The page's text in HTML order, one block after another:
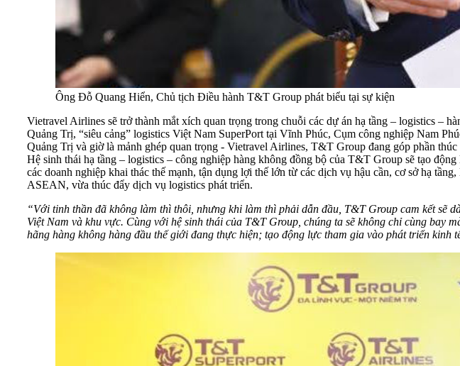
Ông Đỗ Quang Hiển, Chủ tịch Điều hành T&T Group phát biểu tại sự kiện
Vietravel Airlines sẽ trở thành mắt xích quan trọng trong chuỗi các dự án hạ tầng – logistics –
Quảng Trị, “siêu cảng” logistics Việt Nam SuperPort tại Vĩnh Phúc, Cụm công nghiệp Nam
Quảng Trị và giờ là mảnh ghép quan trọng - Vietravel Airlines, T&T Group đang góp phần
Hệ sinh thái hạ tầng – logistics – công nghiệp hàng không đồng bộ của T&T Group sẽ tạo
các doanh nghiệp khai thác thế mạnh, tận dụng lợi thế lớn từ các dịch vụ hậu cần, cơ sở hạ
ASEAN, vừa thúc đẩy dịch vụ logistics phát triển.
“Với tinh thần đã không làm thì thôi, nhưng khi làm thì phải dẫn đầu, T&T Group cam kết sẽ
Việt Nam và khu vực. Cùng với hệ sinh thái của T&T Group, chúng ta sẽ không chỉ cùng bay
hãng hàng không hàng đầu thế giới đang thực hiện; tạo động lực tham gia vào phát triển kinh